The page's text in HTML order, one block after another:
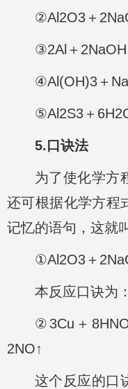
②Al2O3＋
③2Al＋
④Al(OH)3＋
⑤Al2S3＋
5.口诀法
为了使化学方
还可根据化学方程
记忆的语句，这就
①Al2O3＋
本反应口诀为
②3Cu＋
2NO↑
这个反应的口